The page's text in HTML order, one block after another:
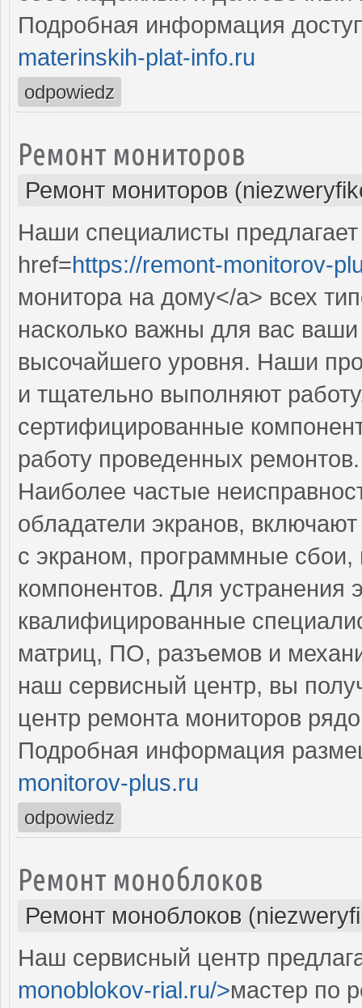
Подробная информация
materinskih-plat-info.ru
odpowiedz
Ремонт мониторов
Ремонт мониторов
Наши специалисты
href=https://remont-monitorov-
монитора на дому</a> всех
насколько важны для вас
высочайшего уровня. Наши
и тщательно выполняют
сертифицированные
работу проведенных ремонтов.
Наиболее частые
обладатели экранов,
с экраном, программные
компонентов. Для устранения
квалифицированные
матриц, ПО, разъемов и
наш сервисный центр, вы
центр ремонта мониторов
Подробная информация
monitorov-plus.ru
odpowiedz
Ремонт моноблоков
Ремонт моноблоков
Наш сервисный центр
monoblokov-rial.ru/>мастер по